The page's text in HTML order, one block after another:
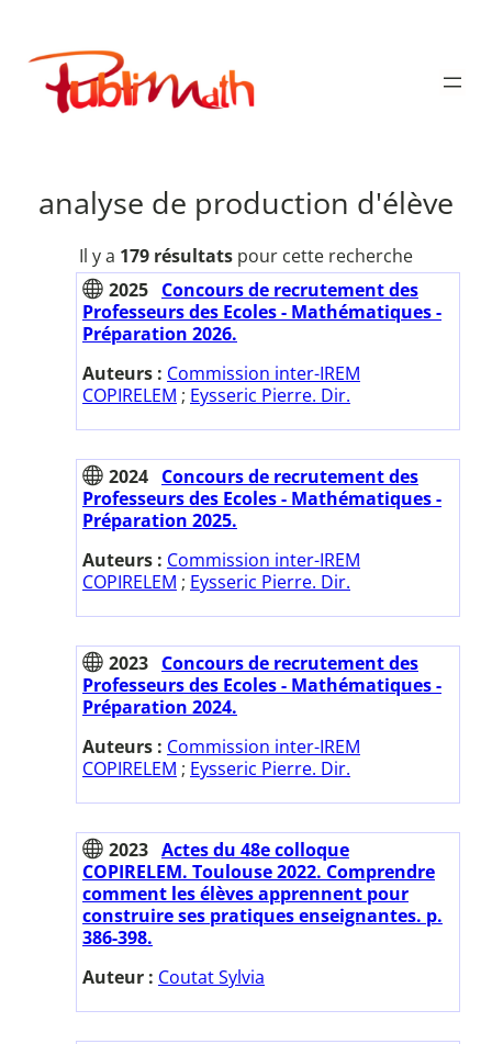
contenu
Publimath
analyse de production d'élève
Il y a 179 résultats pour cette recherche
2025 Concours de recrutement des
Professeurs des Ecoles - Mathématiques -
Préparation 2026.
Auteurs : Commission inter-IREM
COPIRELEM ; Eysseric Pierre. Dir.
2024 Concours de recrutement des
Professeurs des Ecoles - Mathématiques -
Préparation 2025.
Auteurs : Commission inter-IREM
COPIRELEM ; Eysseric Pierre. Dir.
2023 Concours de recrutement des
Professeurs des Ecoles - Mathématiques -
Préparation 2024.
Auteurs : Commission inter-IREM
COPIRELEM ; Eysseric Pierre. Dir.
2023 Actes du 48e colloque
COPIRELEM. Toulouse 2022. Comprendre
comment les élèves apprennent pour
construire ses pratiques enseignantes. p.
386-398.
Auteur : Coutat Sylvia